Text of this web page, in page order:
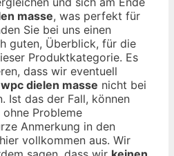
masse, was perfekt für
Sie bei uns einen
guten, Überblick, für die
Produktkategorie. Es
dass wir eventuell
wpc dielen masse nicht bei
Ist das der Fall, können
Probleme
Anmerkung in den
vollkommen aus. Wir